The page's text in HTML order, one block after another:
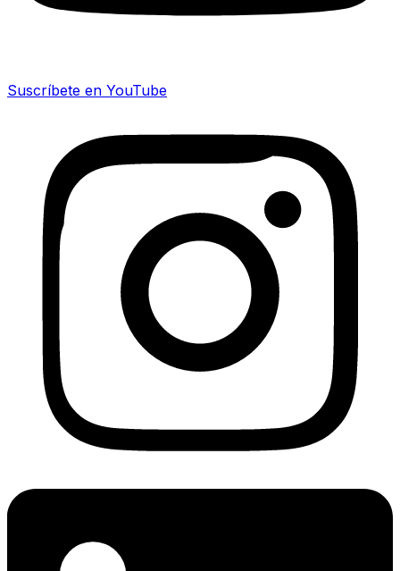
Suscríbete en YouTube